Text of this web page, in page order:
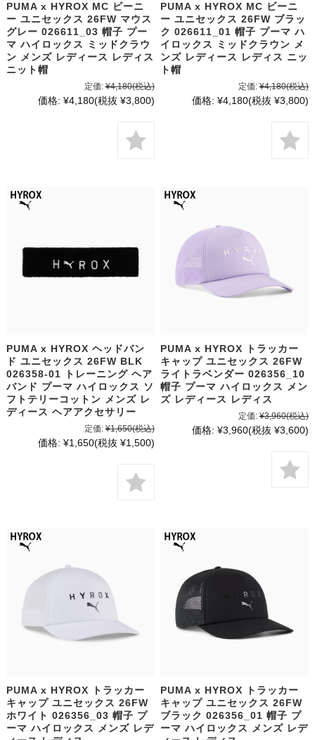
PUMA x HYROX MC ビーニ
ー ユニセックス 26FW マウス
グレー 026611_03 帽子 プー
マ ハイロックス ミッドクラウ
ン メンズ レディース レディス
ニット帽
定価: ¥4,180(税込)
価格: ¥4,180(税抜 ¥3,800)
PUMA x HYROX MC ビーニ
ー ユニセックス 26FW ブラッ
ク 026611_01 帽子 プーマ ハ
イロックス ミッドクラウン メ
ンズ レディース レディス ニッ
ト帽
定価: ¥4,180(税込)
価格: ¥4,180(税抜 ¥3,800)
PUMA x HYROX ヘッドバン
ド ユニセックス 26FW BLK
026358-01 トレーニング ヘア
バンド プーマ ハイロックス ソ
フトテリーコットン メンズ レ
ディース ヘアアクセサリー
定価: ¥1,650(税込)
価格: ¥1,650(税抜 ¥1,500)
PUMA x HYROX トラッカー
キャップ ユニセックス 26FW
ライトラベンダー 026356_10
帽子 プーマ ハイロックス メン
ズ レディース レディス
定価: ¥3,960(税込)
価格: ¥3,960(税抜 ¥3,600)
PUMA x HYROX トラッカー
キャップ ユニセックス 26FW
ホワイト 026356_03 帽子 プ
ーマ ハイロックス メンズ レデ
PUMA x HYROX トラッカー
キャップ ユニセックス 26FW
ブラック 026356_01 帽子 プ
ーマ ハイロックス メンズ レデ